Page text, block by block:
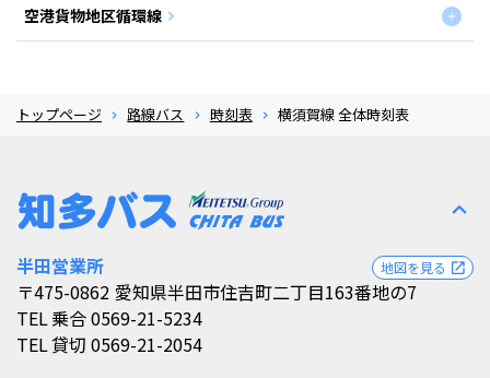
空港貨物地区循環線
トップページ 路線バス 時刻表 横須賀線 全体時刻表
expand_less
半田営業所
〒475-0862 愛知県半田市住吉町二丁目163番地の7
地図を見る open_in_new
TEL乗合 0569-21-5234
TEL貸切 0569-21-2054